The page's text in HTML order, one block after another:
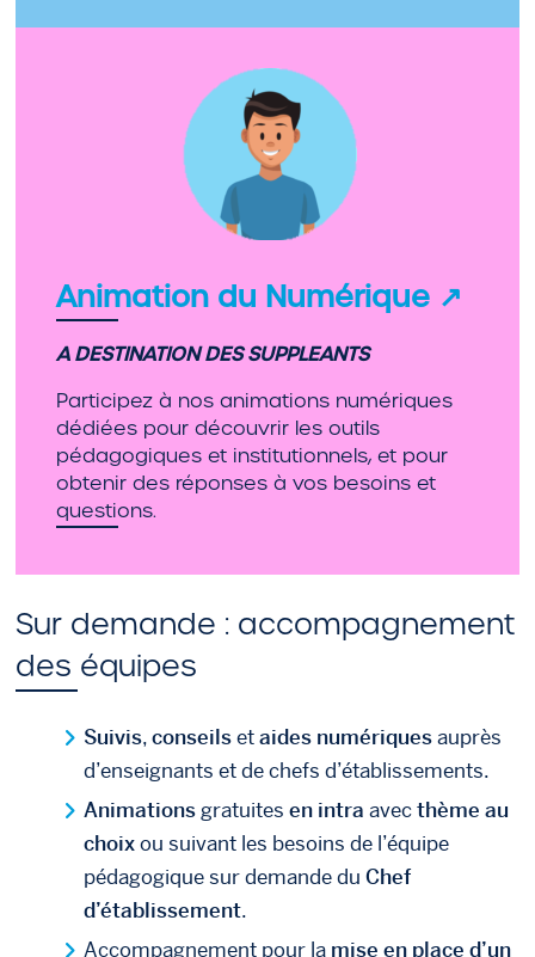
Animation du Numérique ↗
A DESTINATION DES SUPPLEANTS
Participez à nos animations numériques
dédiées pour découvrir les outils
pédagogiques et institutionnels, et pour
obtenir des réponses à vos besoins et
questions.
Sur demande : accompagnement
des équipes
Suivis,conseilsetaides numériquesauprès
d’enseignants et de chefs d’établissements.
Animationsgratuites en intra avecthème au
choixou suivant les besoins de l’équipe
pédagogique sur demande du Chef
d’établissement.
Accompagnement pour la mise en place d’un